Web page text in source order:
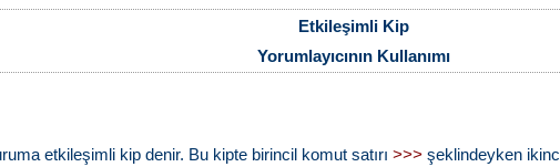
Etkileşimli Kip
Yorumlayıcının Kullanımı
etkileşimli kip denir. Bu kipte birincil komut satırı>>> şeklindeyken